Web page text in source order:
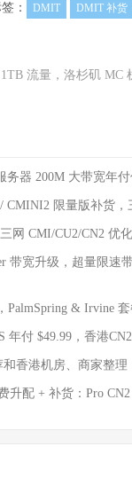
： DMIT DMIT 补货
流量，洛杉矶 MC
器 200M 大带宽年
CMINI2 限量版补货
网 CMI/CU2/CN2 优
带宽升级，超量限速
& Irvine
年付 $49.99，香港
香港机房、商家整理
配 + 补货：Pro